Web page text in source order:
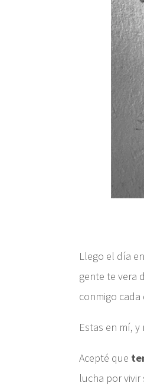
Llego el día
gente te vera
conmigo
Estas en mí,
Acepté que
lucha por